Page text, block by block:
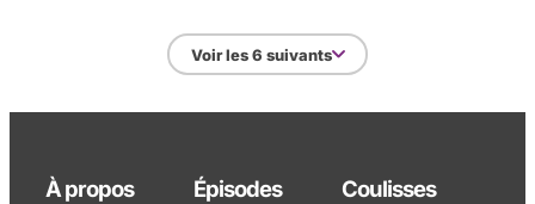
Voir les 6 suivants
À propos Épisodes Coulisses